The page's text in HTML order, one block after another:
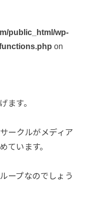
public_html/wp-
on
ます。
ークルがメディア
ています。
ープなのでしょう